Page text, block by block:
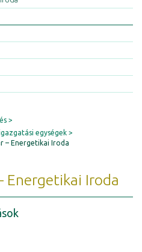
egységek
– Energetikai Iroda
Iroda